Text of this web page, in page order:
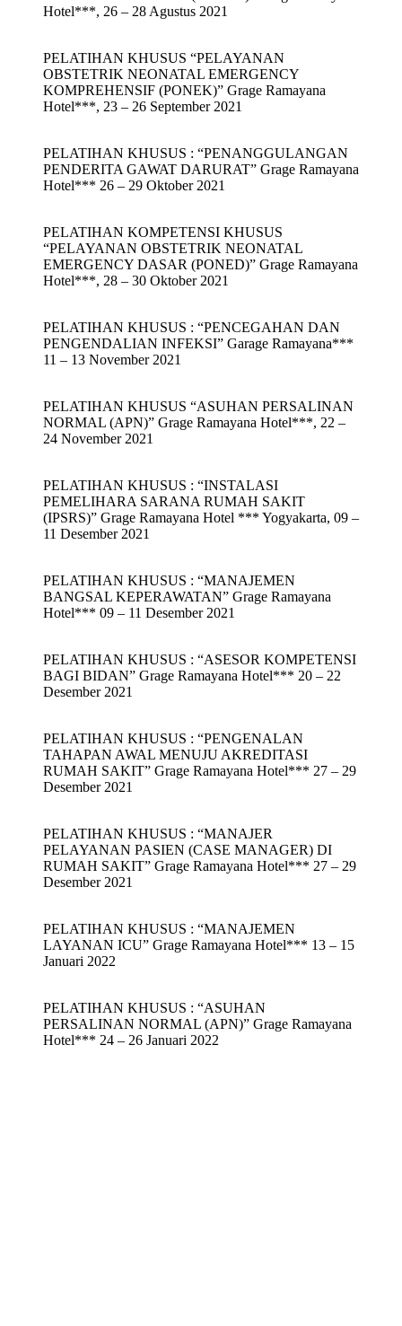
Hotel***, 26 – 28 Agustus 2021
PELATIHAN KHUSUS “PELAYANAN
OBSTETRIK NEONATAL EMERGENCY
KOMPREHENSIF (PONEK)” Grage Ramayana
Hotel***, 23 – 26 September 2021
PELATIHAN KHUSUS : “PENANGGULANGAN
PENDERITA GAWAT DARURAT” Grage Ramayana
Hotel*** 26 – 29 Oktober 2021
PELATIHAN KOMPETENSI KHUSUS
“PELAYANAN OBSTETRIK NEONATAL
EMERGENCY DASAR (PONED)” Grage Ramayana
Hotel***, 28 – 30 Oktober 2021
PELATIHAN KHUSUS : “PENCEGAHAN DAN
PENGENDALIAN INFEKSI” Garage Ramayana***
11 – 13 November 2021
PELATIHAN KHUSUS “ASUHAN PERSALINAN
NORMAL (APN)” Grage Ramayana Hotel***, 22 –
24 November 2021
PELATIHAN KHUSUS : “INSTALASI
PEMELIHARA SARANA RUMAH SAKIT
(IPSRS)” Grage Ramayana Hotel *** Yogyakarta, 09 –
11 Desember 2021
PELATIHAN KHUSUS : “MANAJEMEN
BANGSAL KEPERAWATAN” Grage Ramayana
Hotel*** 09 – 11 Desember 2021
PELATIHAN KHUSUS : “ASESOR KOMPETENSI
BAGI BIDAN” Grage Ramayana Hotel*** 20 – 22
Desember 2021
PELATIHAN KHUSUS : “PENGENALAN
TAHAPAN AWAL MENUJU AKREDITASI
RUMAH SAKIT” Grage Ramayana Hotel*** 27 – 29
Desember 2021
PELATIHAN KHUSUS : “MANAJER
PELAYANAN PASIEN (CASE MANAGER) DI
RUMAH SAKIT” Grage Ramayana Hotel*** 27 – 29
Desember 2021
PELATIHAN KHUSUS : “MANAJEMEN
LAYANAN ICU” Grage Ramayana Hotel*** 13 – 15
Januari 2022
PELATIHAN KHUSUS : “ASUHAN
PERSALINAN NORMAL (APN)” Grage Ramayana
Hotel*** 24 – 26 Januari 2022